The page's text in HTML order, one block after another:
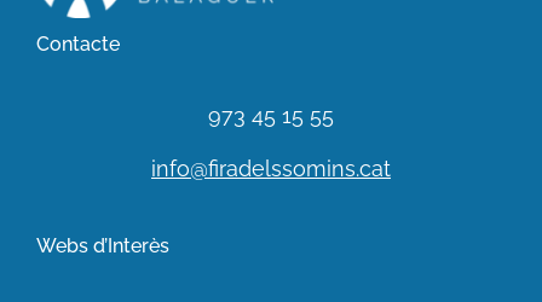
Contacte
973 45 15 55
info@firadelssomins.cat
Webs d’Interès